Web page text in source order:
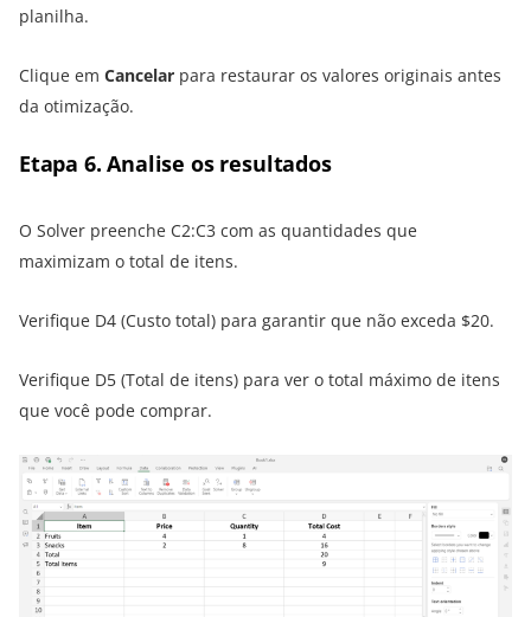
planilha.
Clique em Cancelar para restaurar os valores originais antes
da otimização.
Etapa 6. Analise os resultados
O Solver preenche C2:C3 com as quantidades que
maximizam o total de itens.
Verifique D4 (Custo total) para garantir que não exceda $20.
Verifique D5 (Total de itens) para ver o total máximo de itens
que você pode comprar.